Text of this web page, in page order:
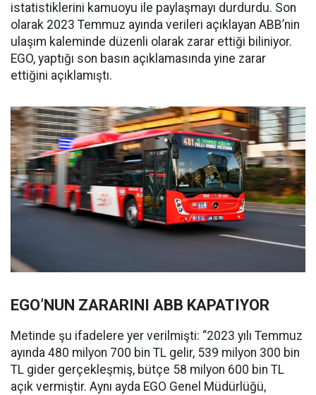
istatistiklerini kamuoyu ile paylaşmayı durdurdu. Son
olarak 2023 Temmuz ayında verileri açıklayan ABB’nin
ulaşım kaleminde düzenli olarak zarar ettiği biliniyor.
EGO, yaptığı son basın açıklamasında yine zarar
ettiğini açıklamıştı.
EGO’NUN ZARARINI ABB KAPATIYOR
Metinde şu ifadelere yer verilmişti: “2023 yılı Temmuz
ayında 480 milyon 700 bin TL gelir, 539 milyon 300 bin
TL gider gerçekleşmiş, bütçe 58 milyon 600 bin TL
açık vermiştir. Aynı ayda EGO Genel Müdürlüğü,